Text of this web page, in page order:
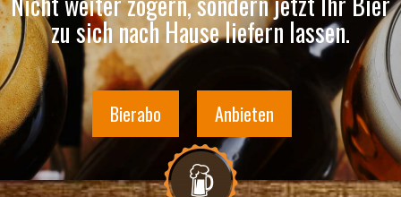
zu sich nach Hause liefern lassen.
Bierabo Anbieten